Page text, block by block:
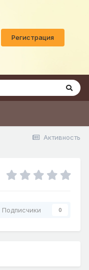
Регистрация
Активность
Подписчики 0